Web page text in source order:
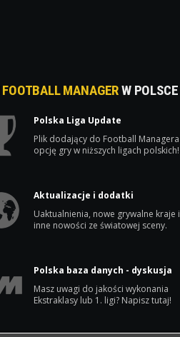
FOOTBALL MANAGERW POLSCE
Polska Liga Update
Plik dodający do Football Managera
opcję gry w niższych ligach polskich!
Aktualizacje i dodatki
Uaktualnienia, nowe grywalne kraje i
inne nowości ze światowej sceny.
Polska baza danych - dyskusja
Masz uwagi do jakości wykonania
Ekstraklasy lub 1. ligi? Napisz tutaj!